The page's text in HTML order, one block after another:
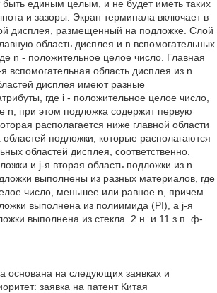
единым целым, и не будет иметь таких
и зазоры. Экран терминала включает в
дисплея, размещенный на подложке. Слой
область дисплея и n вспомогательных
n - положительное целое число. Главная
вспомогательная область дисплея из n
дисплея имеют разные
где i - положительное целое число,
n, при этом подложка содержит первую
располагается ниже главной области
подложки, которые располагаются
областей дисплея, соответственно.
и j-я вторая область подложки из n
выполнены из разных материалов, где
число, меньшее или равное n, причем
выполнена из полиимида (PI), а j-я
выполнена из стекла. 2 н. и 11 з.п. ф-
основана на следующих заявках и
заявка на патент Китая